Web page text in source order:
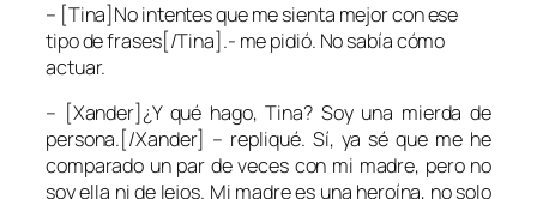
– [Tina]No intentes que me sienta mejor con ese
tipo de frases[/Tina].- me pidió. No sabía cómo
actuar.
– [Xander]¿Y qué hago, Tina? Soy una mierda de
persona.[/Xander] – repliqué. Sí, ya sé que me he
comparado un par de veces con mi madre, pero no
soy ella ni de lejos. Mi madre es una heroína, no solo